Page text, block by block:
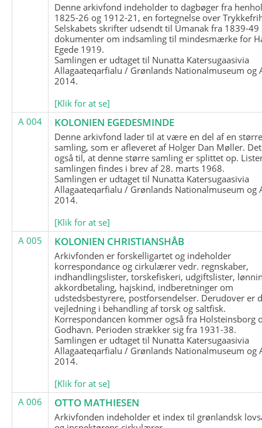
Denne arkivfond indeholder to dagbøger fra
1825-26 og 1912-21, en fortegnelse over
Selskabets skrifter udsendt til Umanak fra 1839-49
dokumenter om indsamling til mindesmærke for
Egede 1919.
Samlingen er udtaget til Nunatta Katersugaasivia
Allagaateqarfialu / Grønlands Nationalmuseum og
2014.
[Klik for at se]
A 004
KOLONIEN EGEDESMINDE
Denne arkivfond lader til at være en del af en
samling, som er afleveret af Holger Dan Møller.
også til, at denne større samling er splittet op.
samlingen findes i brev af 28. marts 1968.
Samlingen er udtaget til Nunatta Katersugaasivia
Allagaateqarfialu / Grønlands Nationalmuseum og
2014.
[Klik for at se]
A 005
KOLONIEN CHRISTIANSHÅB
Arkivfonden er forskelligartet og indeholder
korrespondance og cirkulærer vedr. regnskaber,
indhandlingslister, torskefiskeri, udgiftslister,
akkordbetaling, hajskind, indberetninger om
udstedsbestyrere, postforsendelser. Derudover er
vejledning i behandling af torsk og saltfisk.
Korrespondancen kommer også fra Holsteinsborg
Godhavn. Perioden strækker sig fra 1931-38.
Samlingen er udtaget til Nunatta Katersugaasivia
Allagaateqarfialu / Grønlands Nationalmuseum og
2014.
[Klik for at se]
A 006
OTTO MATHIESEN
Arkivfonden indeholder et index til grønlandsk